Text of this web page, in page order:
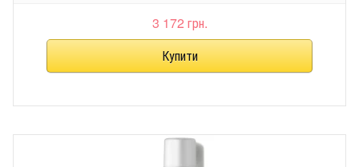
3 172 грн.